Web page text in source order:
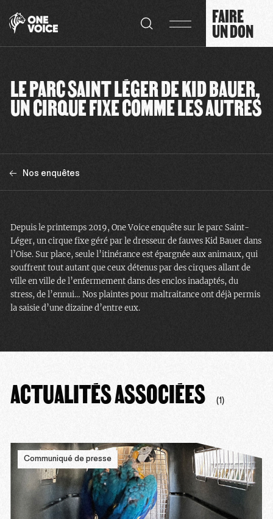
FAIRE
UN DON
LE PARC SAINT LÉGER DE KID BAUER,
UN CIRQUE FIXE COMME LES AUTRES
Nos enquêtes
Depuis le printemps 2019, One Voice enquête sur le parc Saint-
Léger, un cirque fixe géré par le dresseur de fauves Kid Bauer dans
l’Oise. Sur place, seule l’itinérance est épargnée aux animaux, qui
souffrent tout autant que ceux détenus par des cirques allant de
ville en ville de l’enfermement dans des enclos inadaptés, du
stress, de l’ennui… Nos plaintes pour maltraitance ont déjà permis
la saisie d’une dizaine d’entre eux.
ACTUALITÉS ASSOCIÉES (1)
Communiqué de presse